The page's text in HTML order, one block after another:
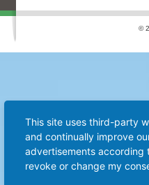
©
This site uses third-party
and continually improve
advertisements according
revoke or change my